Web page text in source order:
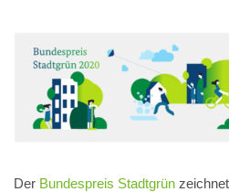
Der Bundespreis Stadtgrün